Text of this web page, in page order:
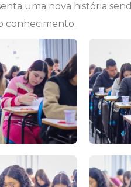
uma nova história
conhecimento.